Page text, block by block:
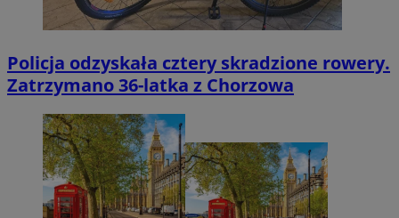
Policja odzyskała cztery skradzione rowery.
Zatrzymano 36-latka z Chorzowa